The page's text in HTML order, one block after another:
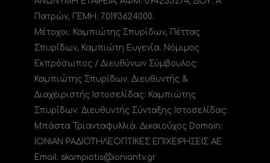
Πατρών, ΓΕΜΗ: 70193624000.
Μέτοχοι: Καμπιώτης Σπυρίδων, Πέττας
Σπυρίδων, Καμπιώτη Ευγενία. Νόμιμος
Εκπρόσωπος / Διευθύνων Σύμβουλος:
Καμπιώτης Σπυρίδων. Διευθυντής &
Διαχειριστής Ιστοσελίδας: Καμπιώτης
Σπυρίδων. Διευθυντής Σύνταξης Ιστοσελίδας:
Μπάστα Τριανταφυλλιά. Δικαιούχος Domain:
ΙΟΝΙΑΝ ΡΑΔΙΟΤΗΛΕΟΠΤΙΚΕΣ ΕΠΙΧΕΙΡΗΣΕΙΣ ΑΕ
Email: skampiotis@ioniantv.gr